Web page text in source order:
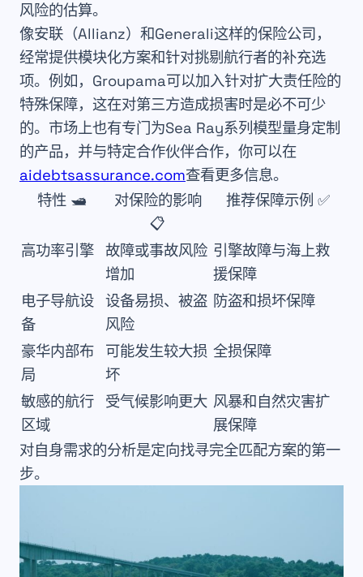
风险的估算。
像安联 （Allianz）和Generali这样的保险公司，
经常提供模块化方案和针对挑剔航行者的补充选
项。例如， Groupama可以加入针对扩大责任险的
特殊保障，这在对第三方造成损害时是必不可少
的。市场上也有专门为Sea Ray系列模型量身定制
的产品，并与特定合作伙伴合作，你可以在
aidebtsassurance.com查看更多信息。
特性 🛥️
对保险的影响
📋
推荐保障示例 ✅
高功率引擎
故障或事故风险
增加
引擎故障与海上救
援保障
电子导航设
备
设备易损、被盗
风险
防盗和损坏保障
豪华内部布
局
可能发生较大损
坏
全损保障
敏感的航行
区域
受气候影响更大 风暴和自然灾害扩
展保障
对自身需求的分析是定向找寻完全匹配方案的第一
步。